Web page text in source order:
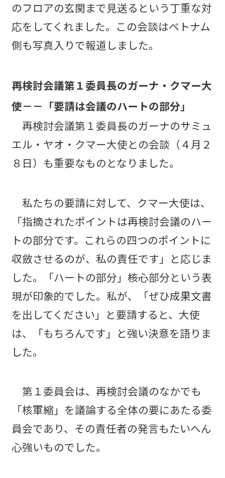
のフロアの玄関まで見送るという丁重な対
応をしてくれました。この会談はベトナム
側も写真入りで報道しました。
再検討会議第１委員長のガーナ・クマー大
使－－「要請は会議のハートの部分」
再検討会議第１委員長のガーナのサミュ
エル・ヤオ・クマー大使との会談（４月２
８日）も重要なものとなりました。
私たちの要請に対して、クマー大使は、
「指摘されたポイントは再検討会議のハー
トの部分です。これらの四つのポイントに
収斂させるのが、私の責任です」と応じま
した。「ハートの部分」――核心部分という表
現が印象的でした。私が、「ぜひ成果文書
を出してください」と要請すると、大使
は、「もちろんです」と強い決意を語りま
した。
第１委員会は、再検討会議のなかでも
「核軍縮」を議論する全体の要にあたる委
員会であり、その責任者の発言もたいへん
心強いものでした。